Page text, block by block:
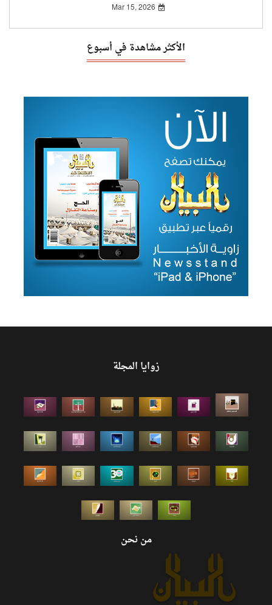
Mar 15, 2026
الأكثر مشاهدة في أسبوع
زوايا المجلة
من نحن